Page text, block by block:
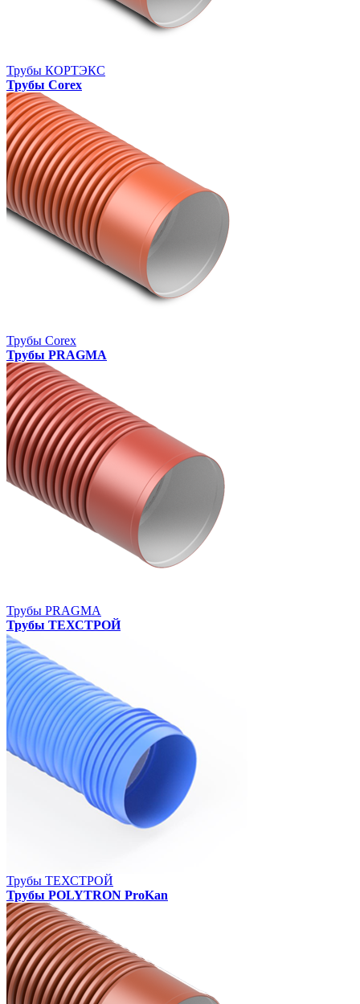
Трубы КОРТЭКС
Трубы Corex
Трубы Corex
Трубы PRAGMA
Трубы PRAGMA
Трубы ТЕХСТРОЙ
Трубы ТЕХСТРОЙ
Трубы POLYTRON ProKan